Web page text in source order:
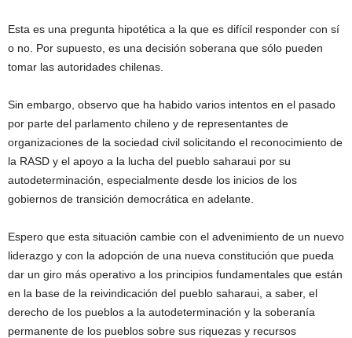
Esta es una pregunta hipotética a la que es difícil responder con sí
o no. Por supuesto, es una decisión soberana que sólo pueden
tomar las autoridades chilenas.
Sin embargo, observo que ha habido varios intentos en el pasado
por parte del parlamento chileno y de representantes de
organizaciones de la sociedad civil solicitando el reconocimiento de
la RASD y el apoyo a la lucha del pueblo saharaui por su
autodeterminación, especialmente desde los inicios de los
gobiernos de transición democrática en adelante.
Espero que esta situación cambie con el advenimiento de un nuevo
liderazgo y con la adopción de una nueva constitución que pueda
dar un giro más operativo a los principios fundamentales que están
en la base de la reivindicación del pueblo saharaui, a saber, el
derecho de los pueblos a la autodeterminación y la soberanía
permanente de los pueblos sobre sus riquezas y recursos